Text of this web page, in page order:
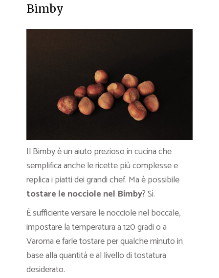
Bimby
Il Bimby è un aiuto prezioso in cucina che
semplifica anche le ricette più complesse e
replica i piatti dei grandi chef. Ma è possibile
tostare le nocciole nel Bimby? Sì.
È sufficiente versare le nocciole nel boccale,
impostare la temperatura a 120 gradi o a
Varoma e farle tostare per qualche minuto in
base alla quantità e al livello di tostatura
desiderato.